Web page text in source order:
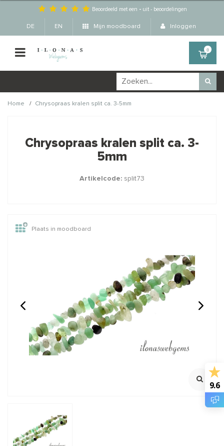
Beoordeeld met een - uit -beoordelingen
DE EN Mijn moodboard Inloggen
0
Home / Chrysopraas kralen split ca. 3-5mm
producten ook interessant
€8,95 Incl. btw
€7,40 Excl. btw
Witte Jade split kralen
fijn ca. 3-5mm
Streng ca. 82cm
Incl. btw
€5,74 Excl. btw
Chrysopraas kralen split ca. 3-
5mm
Artikelcode: split73
Plaats in moodboard
9.6